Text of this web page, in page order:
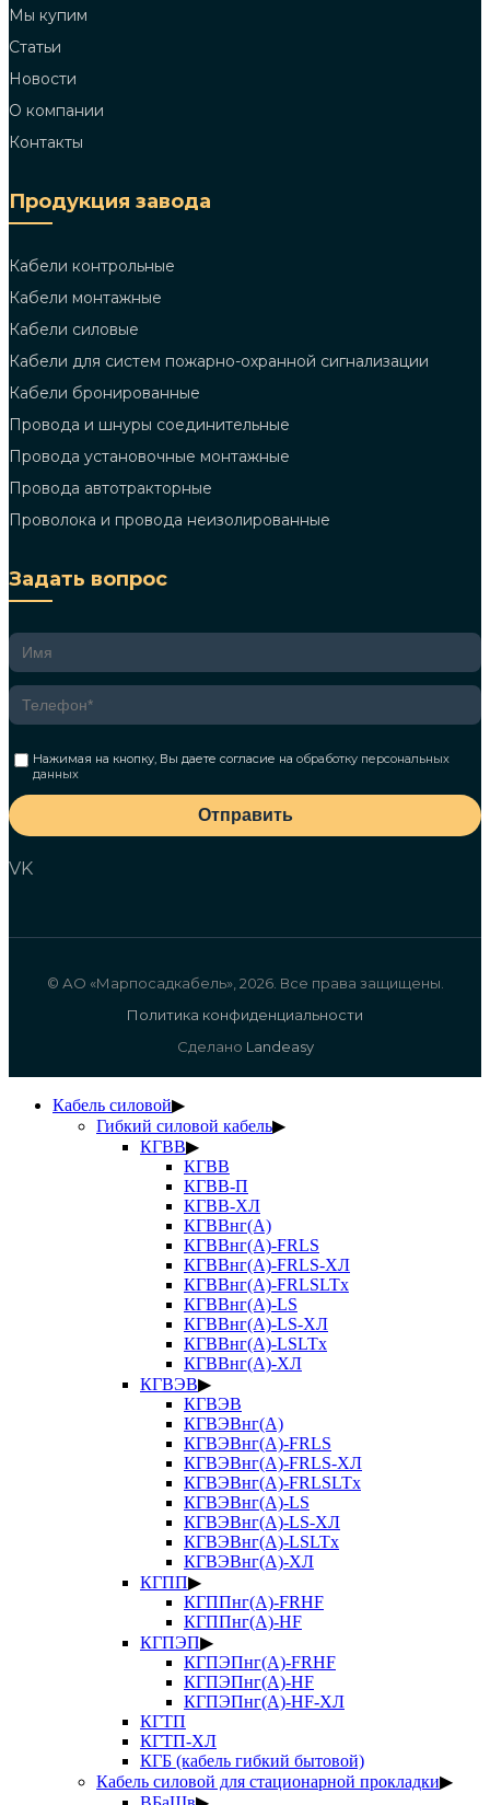
Мы купим
Статьи
Новости
О компании
Контакты
Продукция завода
Кабели контрольные
Кабели монтажные
Кабели силовые
Кабели для систем пожарно-охранной сигнализации
Кабели бронированные
Провода и шнуры соединительные
Провода установочные монтажные
Провода автотракторные
Проволока и провода неизолированные
Задать вопрос
Нажимая на кнопку, Вы даете согласие наобработку персональных
данных
Отправить
VK
© АО «Марпосадкабель», 2026. Все права защищены.
Политика конфиденциальности
Сделано Landeasy
Кабель силовой▶
Гибкий силовой кабель▶
КГВВ▶
КГВВ
КГВВ-П
КГВВ-ХЛ
КГВВнг(А)
КГВВнг(А)-FRLS
КГВВнг(А)-FRLS-ХЛ
КГВВнг(А)-FRLSLTx
КГВВнг(А)-LS
КГВВнг(А)-LS-ХЛ
КГВВнг(А)-LSLTx
КГВВнг(А)-ХЛ
КГВЭВ▶
КГВЭВ
КГВЭВнг(А)
КГВЭВнг(А)-FRLS
КГВЭВнг(А)-FRLS-ХЛ
КГВЭВнг(А)-FRLSLTx
КГВЭВнг(А)-LS
КГВЭВнг(А)-LS-ХЛ
КГВЭВнг(А)-LSLTx
КГВЭВнг(А)-ХЛ
КГПП▶
КГППнг(А)-FRHF
КГППнг(А)-HF
КГПЭП▶
КГПЭПнг(А)-FRHF
КГПЭПнг(А)-HF
КГПЭПнг(А)-HF-ХЛ
КГТП
КГТП-ХЛ
КГБ (кабель гибкий бытовой)
Кабель силовой для стационарной прокладки▶